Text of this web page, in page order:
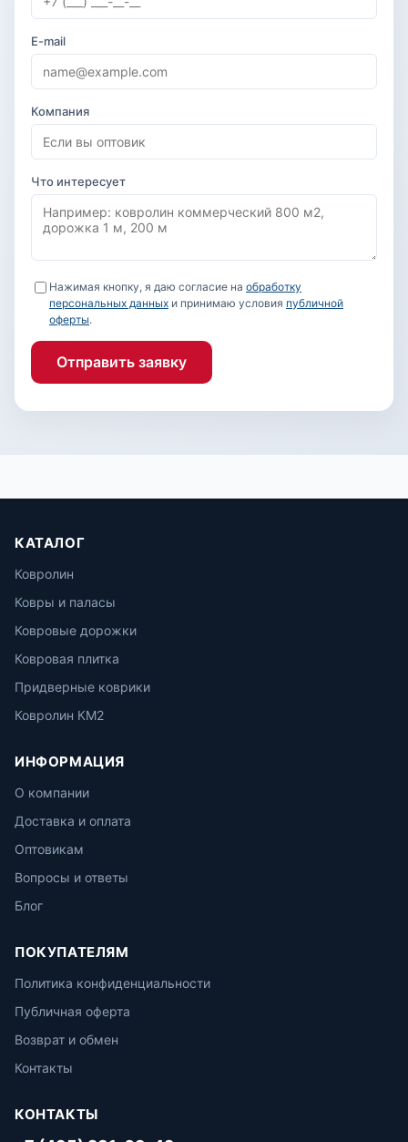
E-mail
Компания
Что интересует
Нажимая кнопку, я даю согласие на обработку
персональных данных и принимаю условия публичной
оферты.
Отправить заявку
КАТАЛОГ
Ковролин
Ковры и паласы
Ковровые дорожки
Ковровая плитка
Придверные коврики
Ковролин КМ2
ИНФОРМАЦИЯ
О компании
Доставка и оплата
Оптовикам
Вопросы и ответы
Блог
ПОКУПАТЕЛЯМ
Политика конфиденциальности
Публичная оферта
Возврат и обмен
Контакты
КОНТАКТЫ